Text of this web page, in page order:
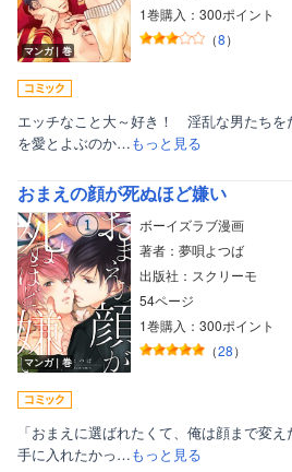
マンガ｜巻
1巻購入：300ポイント
（8）
エッチなこと大～好き！ 淫乱な男たち
を愛とよぶのか…もっと見る
おまえの顔が死ぬほど嫌い
マンガ｜巻
ボーイズラブ漫画
著者：夢唄よつば
出版社：スクリーモ
54ページ
1巻購入：300ポイント
（28）
「おまえに選ばれたくて、俺は顔まで変
手に入れたかっ…もっと見る